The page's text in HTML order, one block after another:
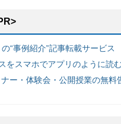
“事例紹介”記事転載サービス
をスマホでアプリのように読
ー・体験会・公開授業の無料